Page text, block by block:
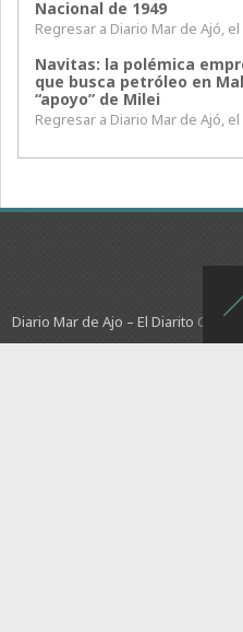
Nacional de 1949
Regresar a Diario Mar de Ajó,
Navitas: la polémica
que busca petróleo en
“apoyo” de Milei
Regresar a Diario Mar de Ajó,
Diario Mar de Ajo – El Diarito